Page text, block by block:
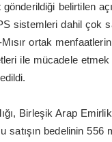
gönderildiği belirtilen
sistemleri dahil çok
ortak
ile mücadele
Birleşik Arap
satışın bedelinin